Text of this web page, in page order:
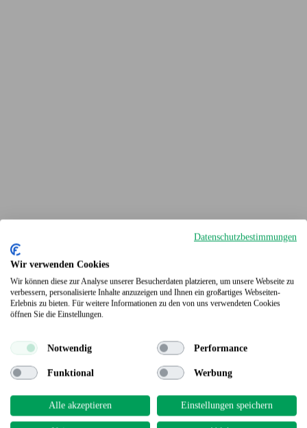
Terrassendielen
Datenschutzbestimmungen
Wir verwenden Cookies
Wir können diese zur Analyse unserer Besucherdaten platzieren, um unsere Webseite zu
verbessern, personalisierte Inhalte anzuzeigen und Ihnen ein großartiges Webseiten-
Erlebnis zu bieten. Für weitere Informationen zu den von uns verwendeten Cookies
öffnen Sie die Einstellungen.
Notwendig Performance
Funktional Werbung
Alle akzeptieren Einstellungen speichern